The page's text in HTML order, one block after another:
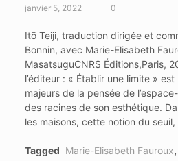
janvier 5, 2022 0
Itō Teiji, traduction dirigée et
Bonnin, avec Marie-Elisabeth
MasatsuguCNRS Éditions,Paris,
l’éditeur : « Établir une limite »
majeurs de la pensée de
des racines de son esthétique.
les maisons, cette notion du
Tagged Marie-Elisabeth Fauroux,